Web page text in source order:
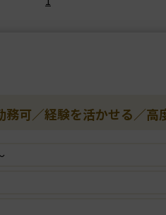
務可／経験を活かせる／